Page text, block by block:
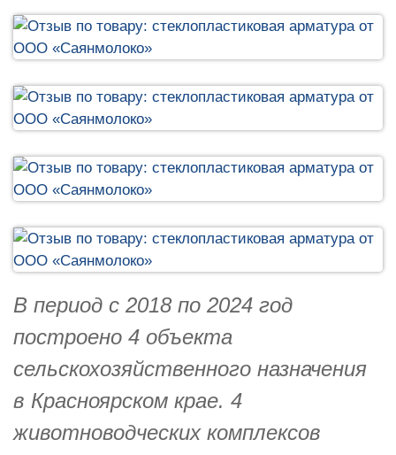
В период с 2018 по 2024 год
построено 4 объекта
сельскохозяйственного назначения
в Красноярском крае. 4
животноводческих комплексов